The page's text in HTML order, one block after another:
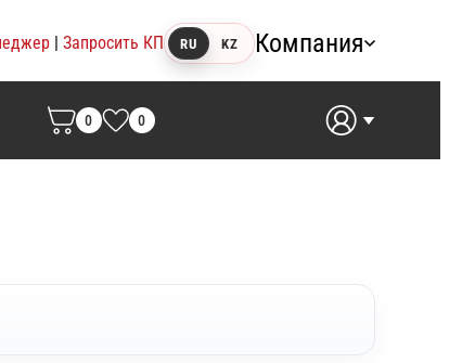
| Запросить КП RU KZ Компания
0 0